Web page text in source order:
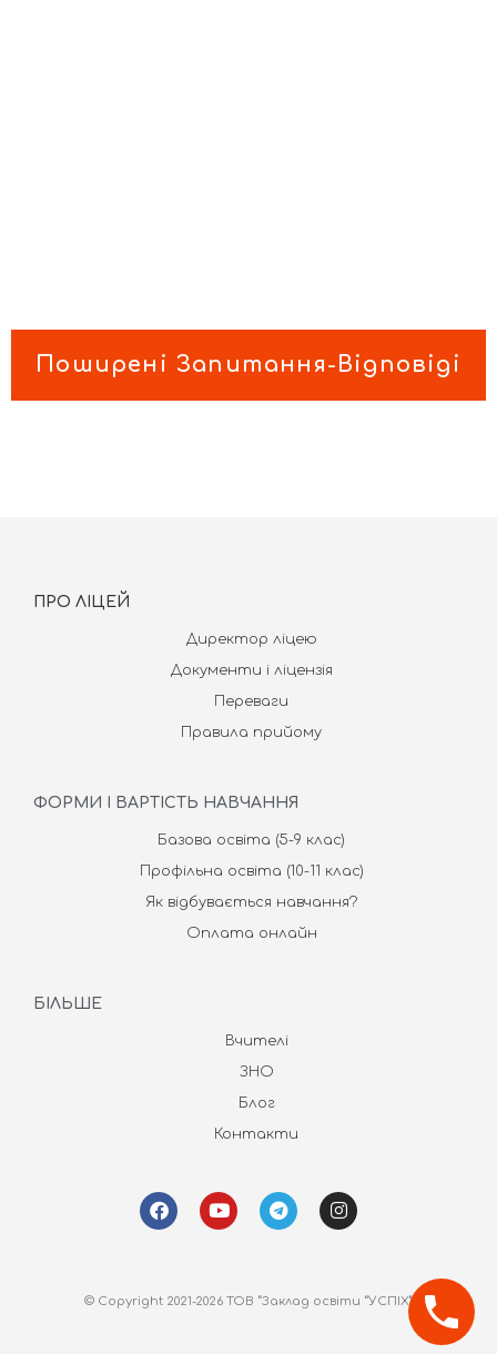
Поширені Запитання-Відповіді
ПРО ЛІЦЕЙ
Директор ліцею
Документи і ліцензія
Переваги
Правила прийому
ФОРМИ І ВАРТІСТЬ НАВЧАННЯ
Базова освіта (5-9 клас)
Профільна освіта (10-11 клас)
Як відбувається навчання?
Оплата онлайн
БІЛЬШЕ
Вчителі
ЗНО
Блог
Контакти
© Copyright 2021-2026 ТОВ “Заклад освіти “УСПІХ”